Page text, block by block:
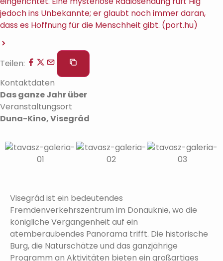
jedoch ins Unbekannte; er glaubt noch immer daran,
dass es Hoffnung für die Menschheit gibt. (port.hu)
Teilen:
Kontaktdaten
Das ganze Jahr über
Veranstaltungsort
Duna-Kino, Visegrád
Visegrád ist ein bedeutendes
Fremdenverkehrszentrum im Donauknie, wo die
königliche Vergangenheit auf ein
atemberaubendes Panorama trifft. Die historische
Burg, die Naturschätze und das ganzjährige
Programm an Aktivitäten bieten ein großartiges